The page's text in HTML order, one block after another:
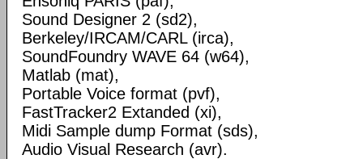
Sound Designer 2 (sd2),
Berkeley/IRCAM/CARL (irca),
SoundFoundry WAVE 64 (w64),
Matlab (mat),
Portable Voice format (pvf),
FastTracker2 Extanded (xi),
Midi Sample dump Format (sds),
Audio Visual Research (avr).